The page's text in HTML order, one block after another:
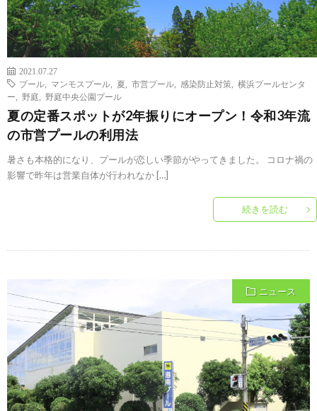
2021.07.27
プール
マンモスプール 夏 市営プール 感染防止対策
横浜プールセンタ
ー
野庭 野庭中央公園プール
夏の定番スポットが2年振りにオープン！令和3年流
の市営プールの利用法
暑さも本格的になり、プールが恋しい季節がやってきました。 コロナ禍の
影響で昨年は営業自体が行われなか […]
続きを読む
ニュース